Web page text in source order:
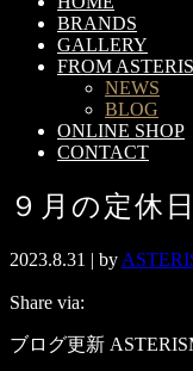
BRANDS
GALLERY
FROM
NEWS
BLOG
ONLINE SHOP
CONTACT
９月の定休
2023.8.31 | by
Share via:
ブログ更新